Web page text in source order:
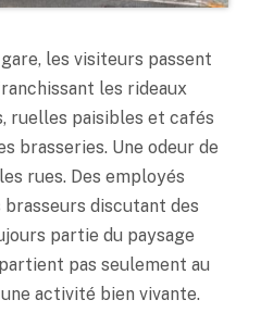
les visiteurs passent
les rideaux
ruelles paisibles et cafés
brasseries. Une odeur de
rues. Des employés
discutant des
partie du paysage
pas seulement au
activité bien vivante.